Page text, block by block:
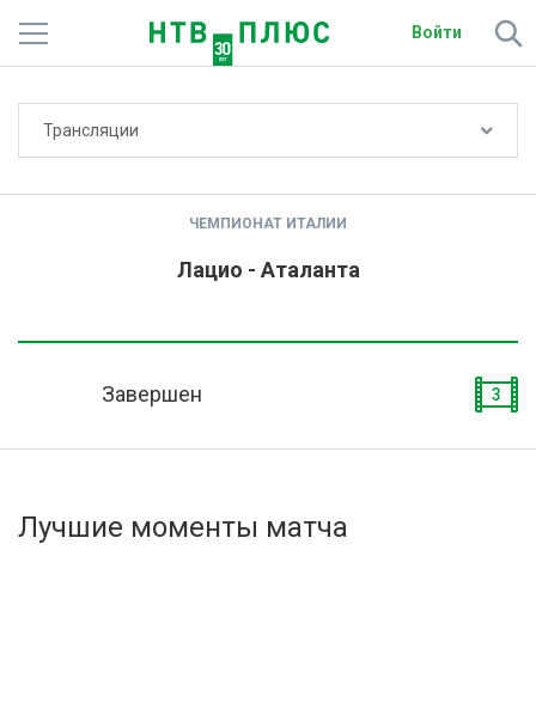
Войти
Активировать промокод
Трансляции
ЧЕМПИОНАТ ИТАЛИИ
Лацио - Аталанта
Завершен 3
Лучшие моменты матча